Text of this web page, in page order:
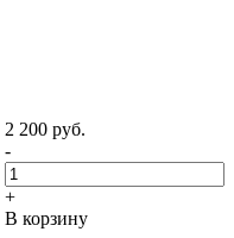
2 200 руб.
-
+
В корзину